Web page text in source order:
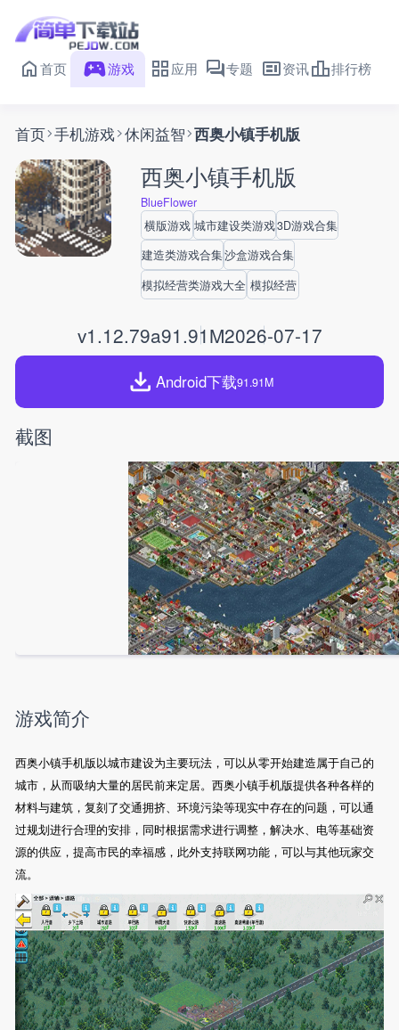
首页 游戏 应用 专题 资讯 排行榜
首页 手机游戏 休闲益智 西奥小镇手机版
西奥小镇手机版
BlueFlower
横版游戏 城市建设类游戏3D游戏合集
建造类游戏合集沙盒游戏合集
模拟经营类游戏大全 模拟经营
v1.12.79a91.91M2026-07-17
Android下载91.91M
截图
游戏简介
西奥小镇手机版以城市建设为主要玩法，可以从零开始建造属于自己的
城市，从而吸纳大量的居民前来定居。西奥小镇手机版提供各种各样的
材料与建筑，复刻了交通拥挤、环境污染等现实中存在的问题，可以通
过规划进行合理的安排，同时根据需求进行调整，解决水、电等基础资
源的供应，提高市民的幸福感，此外支持联网功能，可以与其他玩家交
流。